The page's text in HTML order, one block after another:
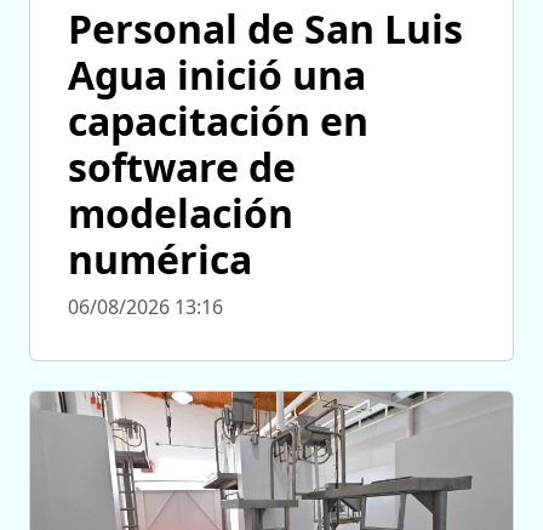
Personal de San Luis
Agua inició una
capacitación en
software de
modelación
numérica
06/08/2026 13:16